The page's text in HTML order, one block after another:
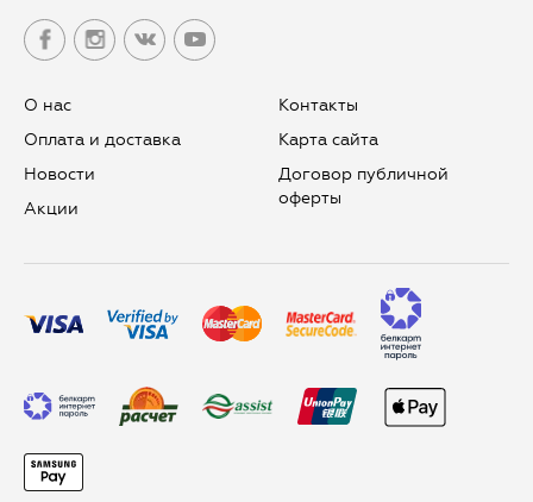
О нас
Оплата и доставка
Новости
Aкции
Контакты
Карта сайта
Договор публичной
оферты